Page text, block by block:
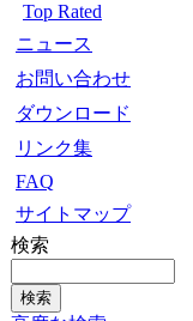
Top Rated
ニュース
お問い合わせ
ダウンロード
リンク集
FAQ
サイトマップ
検索